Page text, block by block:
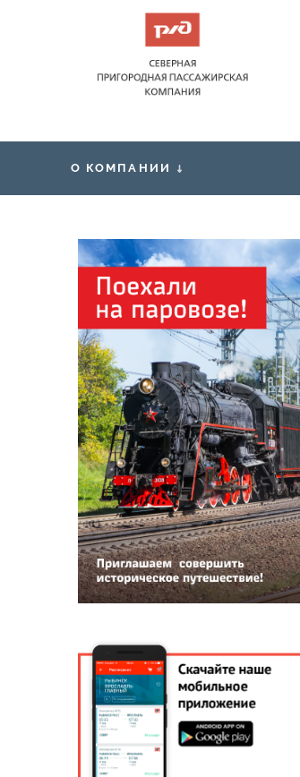
О КОМПАНИИ
Вакансии
Контакты
Правила обработки и защиты
персональных данных